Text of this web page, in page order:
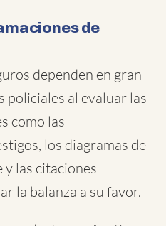
de
dependen en gran
policiales al evaluar las
como las
los diagramas de
y las citaciones
la balanza a su favor.